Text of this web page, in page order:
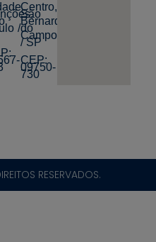
/
Centro,
São
Bernardo
do
Campo
/ SP
CEP:
09750-
730
RESERVADOS.